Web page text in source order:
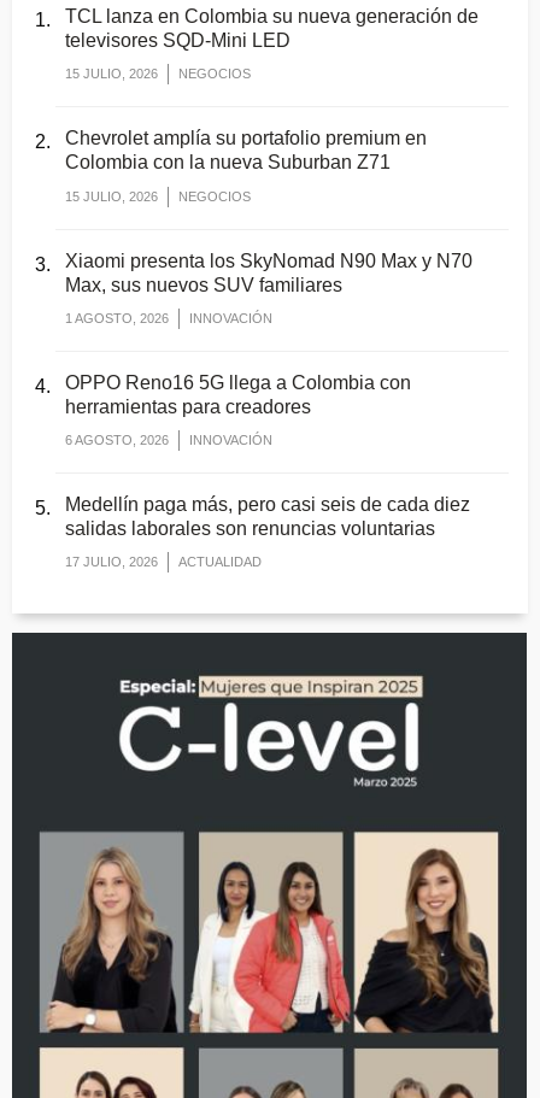
TCL lanza en Colombia su nueva generación de
televisores SQD-Mini LED
15 JULIO, 2026 NEGOCIOS
Chevrolet amplía su portafolio premium en
Colombia con la nueva Suburban Z71
15 JULIO, 2026 NEGOCIOS
Xiaomi presenta los SkyNomad N90 Max y N70
Max, sus nuevos SUV familiares
1 AGOSTO, 2026 INNOVACIÓN
OPPO Reno16 5G llega a Colombia con
herramientas para creadores
6 AGOSTO, 2026 INNOVACIÓN
Medellín paga más, pero casi seis de cada diez
salidas laborales son renuncias voluntarias
17 JULIO, 2026 ACTUALIDAD